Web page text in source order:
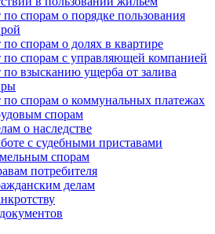
спорам о порядке пользования
спорам о долях в квартире
спорам с управляющей компанией
взысканию ущерба от залива
спорам о коммунальных платежах
спорам
о наследстве
с судебными приставами
спорам
потребителя
делам